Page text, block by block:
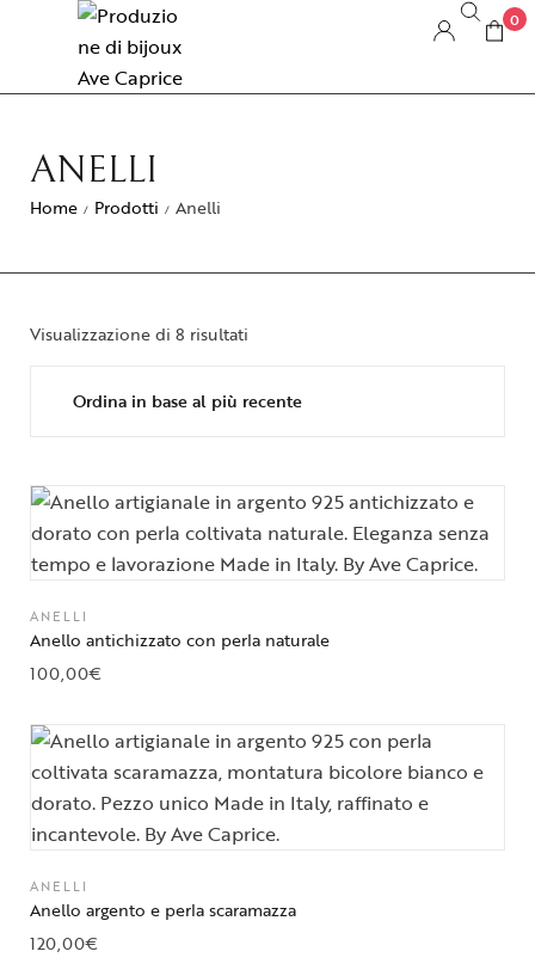
0
ANELLI
Home / Prodotti / Anelli
Visualizzazione di 8 risultati
ANELLI
Anello antichizzato con perla naturale
100,00€
ANELLI
Anello argento e perla scaramazza
120,00€